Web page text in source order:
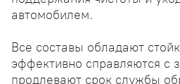
автомобилем.
Все составы обладают
эффективно справляются с
продлевают срок службы